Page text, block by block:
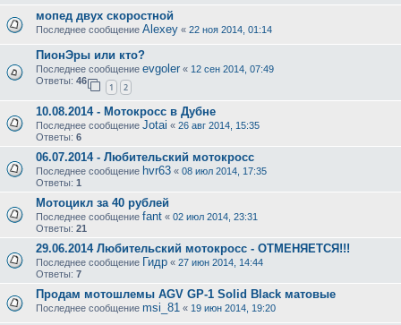
мопед двух скоростной
Последнее сообщение Alexey « 22 ноя 2014, 01:14
ПионЭры или кто?
Последнее сообщение evgoler « 12 сен 2014, 07:49
Ответы: 46
1 2
10.08.2014 - Мотокросс в Дубне
Последнее сообщение Jotai « 26 авг 2014, 15:35
Ответы: 6
06.07.2014 - Любительский мотокросс
Последнее сообщение hvr63 « 08 июл 2014, 17:35
Ответы: 1
Мотоцикл за 40 рублей
Последнее сообщение fant « 02 июл 2014, 23:31
Ответы: 21
29.06.2014 Любительский мотокросс - ОТМЕНЯЕТСЯ!!!
Последнее сообщение Гидр « 27 июн 2014, 14:44
Ответы: 7
Продам мотошлемы AGV GP-1 Solid Black матовые
Последнее сообщение msi_81 « 19 июн 2014, 19:20